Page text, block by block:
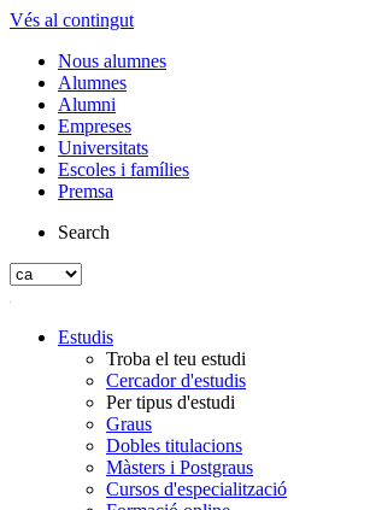
Vés al contingut
Nous alumnes
Alumnes
Alumni
Empreses
Universitats
Escoles i famílies
Premsa
Search
Estudis
Troba el teu estudi
Cercador d'estudis
Per tipus d'estudi
Graus
Dobles titulacions
Màsters i Postgraus
Cursos d'especialització